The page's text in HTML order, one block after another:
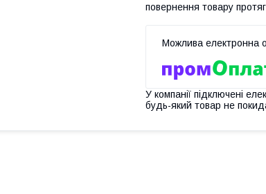
повернення товару
У компанії підключені
будь-який товар не